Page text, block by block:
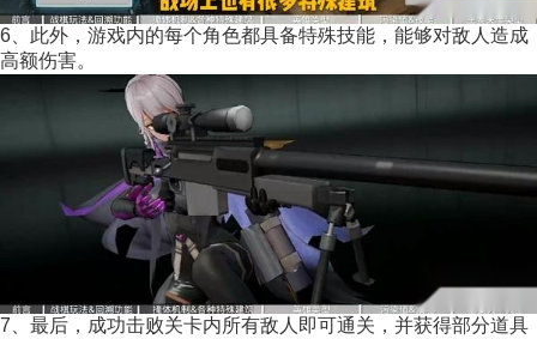
6、此外，游戏内的每个角色都具备特殊技能，能够对敌人造成
高额伤害。
7、最后，成功击败关卡内所有敌人即可通关，并获得部分道具